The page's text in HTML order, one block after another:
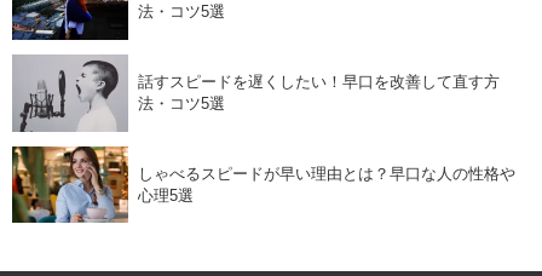
法・コツ5選
話すスピードを遅くしたい！早口を改善して直す方
法・コツ5選
しゃべるスピードが早い理由とは？早口な人の性格や
心理5選